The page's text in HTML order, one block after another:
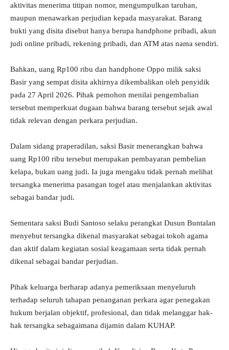
aktivitas menerima titipan nomor, mengumpulkan taruhan,
maupun menawarkan perjudian kepada masyarakat. Barang
bukti yang disita disebut hanya berupa handphone pribadi, akun
judi online pribadi, rekening pribadi, dan ATM atas nama sendiri.
Bahkan, uang Rp100 ribu dan handphone Oppo milik saksi
Basir yang sempat disita akhirnya dikembalikan oleh penyidik
pada 27 April 2026. Pihak pemohon menilai pengembalian
tersebut memperkuat dugaan bahwa barang tersebut sejak awal
tidak relevan dengan perkara perjudian.
Dalam sidang praperadilan, saksi Basir menerangkan bahwa
uang Rp100 ribu tersebut merupakan pembayaran pembelian
kelapa, bukan uang judi. Ia juga mengaku tidak pernah melihat
tersangka menerima pasangan togel atau menjalankan aktivitas
sebagai bandar judi.
Sementara saksi Budi Santoso selaku perangkat Dusun Buntalan
menyebut tersangka dikenal masyarakat sebagai tokoh agama
dan aktif dalam kegiatan sosial keagamaan serta tidak pernah
dikenal sebagai bandar perjudian.
Pihak keluarga berharap adanya pemeriksaan menyeluruh
terhadap seluruh tahapan penanganan perkara agar penegakan
hukum berjalan objektif, profesional, dan tidak melanggar hak-
hak tersangka sebagaimana dijamin dalam KUHAP.